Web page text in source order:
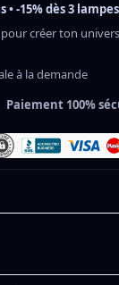
• -15% dès 3 lampes
créer ton
à la demande
Paiement 100%